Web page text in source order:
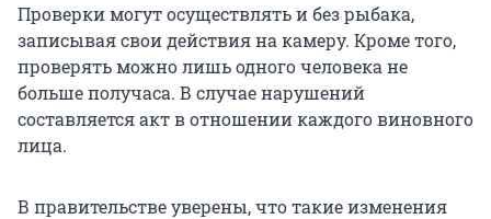
Проверки могут осуществлять и без рыбака,
записывая свои действия на камеру. Кроме того,
проверять можно лишь одного человека не
больше получаса. В случае нарушений
составляется акт в отношении каждого виновного
лица.
В правительстве уверены, что такие изменения